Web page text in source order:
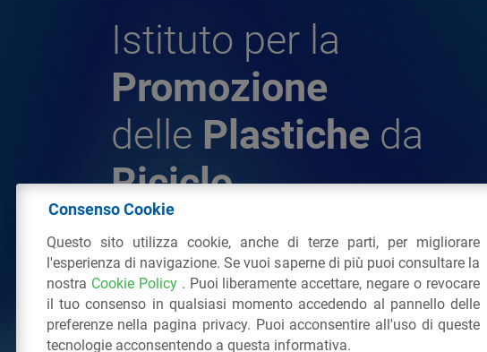
Istituto per la
Promozione
delle Plastiche da
Riciclo
© 2026 - IPPR Istituto per la Promozione delle
da Riciclo
C.F. 97381090154
Via San Vittore 3620123 Milano(MI) Tel.: 02
Tutti i diritti riservatiPrivacy Policy
Consenso Cookie
Questo sito utilizza cookie, anche di terze parti, per migliorare
l'esperienza di navigazione. Se vuoi saperne di più puoi consultare la
nostra Cookie Policy . Puoi liberamente accettare, negare o revocare
il tuo consenso in qualsiasi momento accedendo al pannello delle
preferenze nella pagina privacy. Puoi acconsentire all'uso di queste
tecnologie acconsentendo a questa informativa.